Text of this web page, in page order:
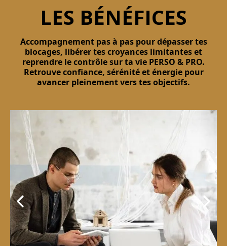
LES BÉNÉFICES
Accompagnement pas à pas pour dépasser tes
blocages, libérer tes croyances limitantes et
reprendre le contrôle sur ta vie PERSO & PRO.
Retrouve confiance, sérénité et énergie pour
avancer pleinement vers tes objectifs.